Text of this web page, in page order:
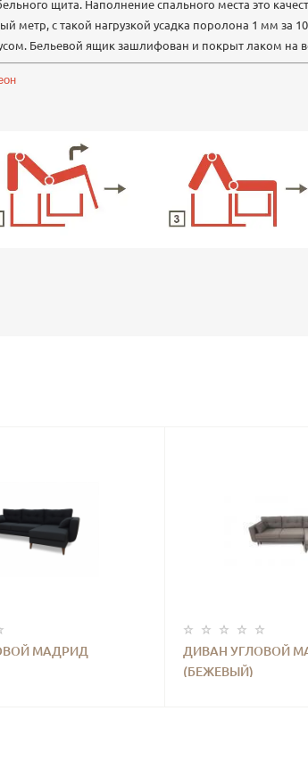
щита. Наполнение спального места это
метр, с такой нагрузкой усадка поролона 1 мм за
Бельевой ящик зашлифован и покрыт лаком на
МАДРИД
ДИВАН УГЛОВОЙ
(БЕЖЕВЫЙ)